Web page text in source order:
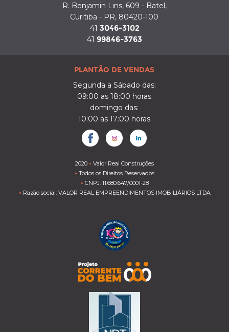
R. Benjamin Lins, 609 - Batel,
Curitiba - PR, 80420-100
41 3046-3102
41 99846-3763
PLANTÃO DE VENDAS
Segunda a Sábado das:
09:00 as 18:00 horas
domingo das:
10:00 as 17:00 horas
2020 • Valor Real Construções
• Todos os Direitos Reservados
• CNPJ: 11.680.647/0001-28
• Razão social: VALOR REAL EMPREENDIMENTOS IMOBILIÁRIOS LTDA